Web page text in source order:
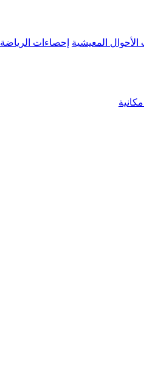
الأحوال المعيشية إحصاءات الرياضة